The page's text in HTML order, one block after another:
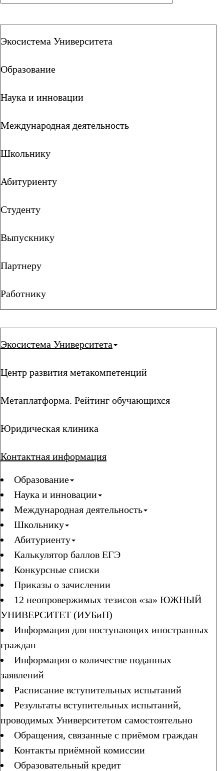
Экосистема Университета
Образование
Наука и инновации
Международная деятельность
Школьнику
Абитуриенту
Студенту
Выпускнику
Партнеру
Работнику
Экосистема Университета
Центр развития метакомпетенций
Метаплатформа. Рейтинг обучающихся
Юридическая клиника
Контактная информация
Образование
Наука и инновации
Международная деятельность
Школьнику
Абитуриенту
Калькулятор баллов ЕГЭ
Конкурсные списки
Приказы о зачислении
12 неопровержимых тезисов «за» ЮЖНЫЙ
УНИВЕРСИТЕТ (ИУБиП)
Информация для поступающих иностранных
граждан
Информация о количестве поданных
заявлений
Расписание вступительных испытаний
Результаты вступительных испытаний,
проводимых Университетом самостоятельно
Обращения, связанные с приёмом граждан
Контакты приёмной комиссии
Образовательный кредит